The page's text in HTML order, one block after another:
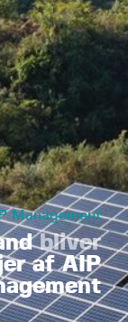
Management
bliver
af AIP